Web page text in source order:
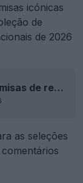
icónicas
de
de 2026
Lançadas as camisas de reedição das seleções nacionais da Adidas para 2026
as seleções